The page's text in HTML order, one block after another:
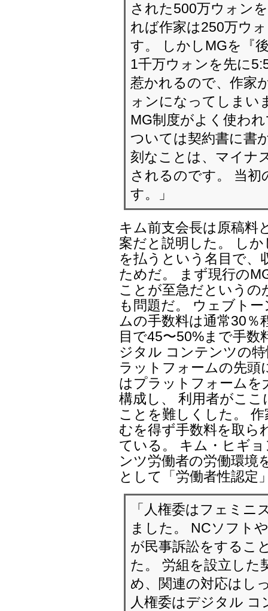
された500万ウォン
れば作家は250万ウ
す。 しかしMGを『
1千万ウォンを先に
惹かれるので、作家
ォンになってしまい
MG制度がよく使わ
ついては契約書に書
刻なことは、マイナ
されるのです。 当
す。」
キム前支会長は原稿料
案だと説明した。 し
を払うという名目で、
ためだ。 まず現行の
ことが至急だというの
も問題だ。 ウェブト
ムの手数料は通常30％
目で45〜50%まで手
ジタル コンテンツの
ラットフォームの先頭
はプラットフォームを
構成し、 利用者がこ
ことを難しくした。
むを得ず手数料を取ら
ている。 キム・ヒギ
ンツ労働者の労働環境
として「労働者性認定
「人権委はフェミニ
ました。 NCソフト
が民事訴訟をするこ
た。 労組を設立した
め、関連の対応はし
人権委はデジタル コ